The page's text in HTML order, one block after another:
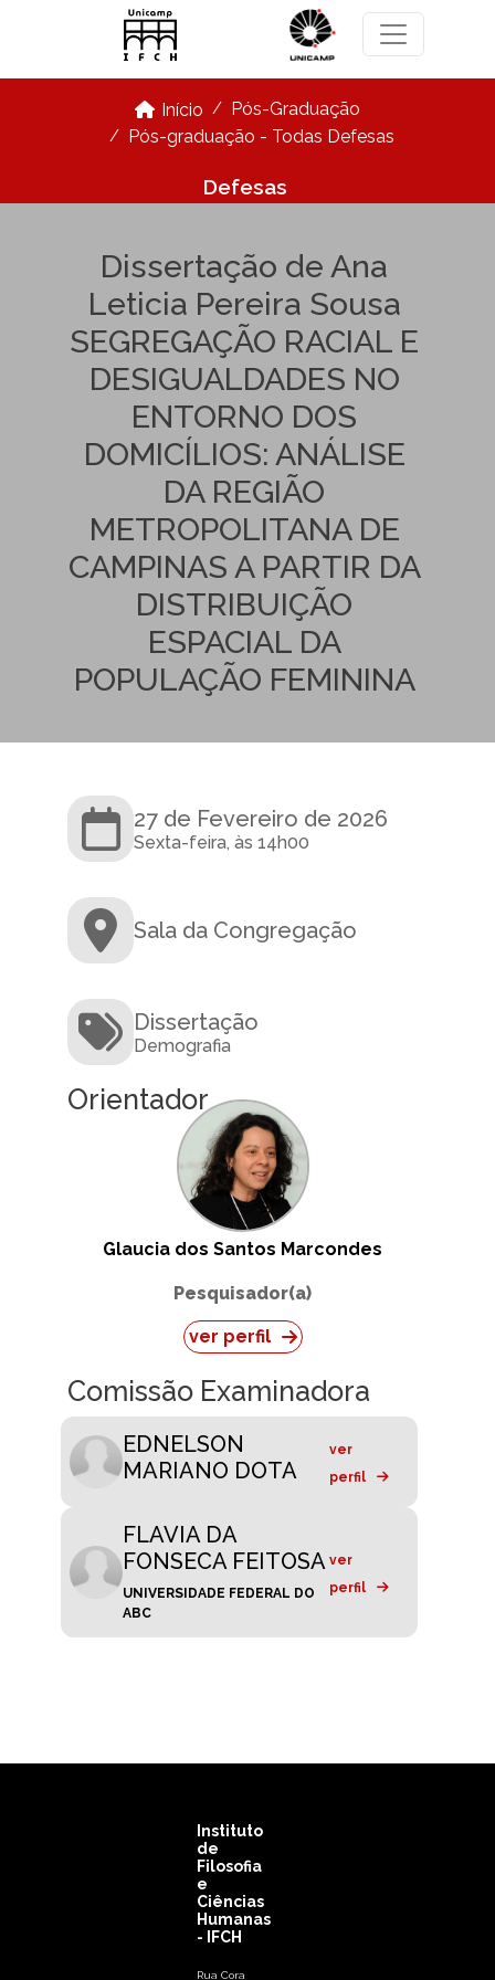
Pular para o conteúdo principal
Início
Pós-Graduação
Pós-graduação - Todas Defesas
Defesas
Dissertação de Ana
Leticia Pereira Sousa
SEGREGAÇÃO RACIAL E
DESIGUALDADES NO
ENTORNO DOS
DOMICÍLIOS: ANÁLISE
DA REGIÃO
METROPOLITANA DE
CAMPINAS A PARTIR DA
DISTRIBUIÇÃO
ESPACIAL DA
POPULAÇÃO FEMININA
27 de Fevereiro de 2026
Sexta-feira, às 14h00
Sala da Congregação
Dissertação
Demografia
Orientador
Glaucia dos Santos Marcondes
Pesquisador(a)
ver perfil
Comissão Examinadora
EDNELSON
MARIANO DOTA
ver
perfil
FLAVIA DA
FONSECA FEITOSA
UNIVERSIDADE FEDERAL DO
ABC
ver
perfil
Instituto
de
Filosofia
e
Ciências
Humanas
- IFCH
Rua Cora